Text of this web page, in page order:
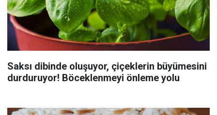
Saksı dibinde oluşuyor, çiçeklerin büyümesini
durduruyor! Böceklenmeyi önleme yolu